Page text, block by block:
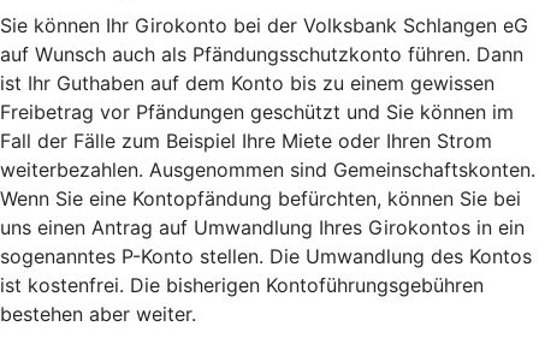
Sie können Ihr Girokonto bei der Volksbank Schlangen eG
auf Wunsch auch als Pfändungsschutzkonto führen. Dann
ist Ihr Guthaben auf dem Konto bis zu einem gewissen
Freibetrag vor Pfändungen geschützt und Sie können im
Fall der Fälle zum Beispiel Ihre Miete oder Ihren Strom
weiterbezahlen. Ausgenommen sind Gemeinschaftskonten.
Wenn Sie eine Kontopfändung befürchten, können Sie bei
uns einen Antrag auf Umwandlung Ihres Girokontos in ein
sogenanntes P-Konto stellen. Die Umwandlung des Kontos
ist kostenfrei. Die bisherigen Kontoführungsgebühren
bestehen aber weiter.